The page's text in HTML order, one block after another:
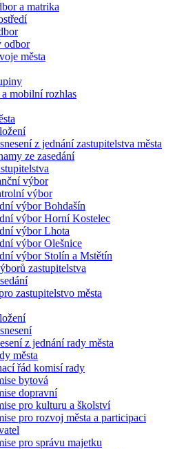
a matrika
odbor
města
mobilní rozhlas
z jednání zastupitelstva města
ze zasedání
výbor
výbor
výbor Bohdašín
výbor Horní Kostelec
výbor Lhota
výbor Olešnice
výbor Stolín a Mstětín
zastupitelstva
zastupitelstvo města
z jednání rady města
města
řád komisí rady
bytová
dopravní
pro kulturu a školství
pro rozvoj města a participaci
pro správu majetku